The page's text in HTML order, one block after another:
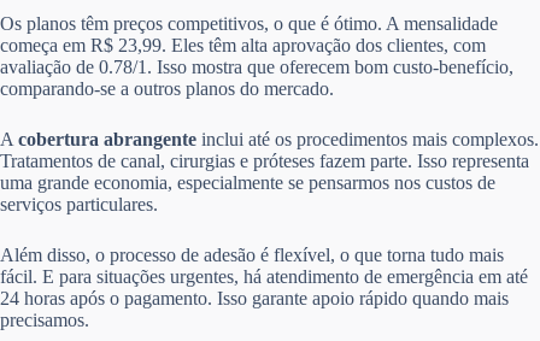
Os planos têm preços competitivos, o que é ótimo. A mensalidade
começa em R$ 23,99. Eles têm alta aprovação dos clientes, com
avaliação de 0.78/1. Isso mostra que oferecem bom custo-benefício,
comparando-se a outros planos do mercado.
A cobertura abrangente inclui até os procedimentos mais complexos.
Tratamentos de canal, cirurgias e próteses fazem parte. Isso representa
uma grande economia, especialmente se pensarmos nos custos de
serviços particulares.
Além disso, o processo de adesão é flexível, o que torna tudo mais
fácil. E para situações urgentes, há atendimento de emergência em até
24 horas após o pagamento. Isso garante apoio rápido quando mais
precisamos.